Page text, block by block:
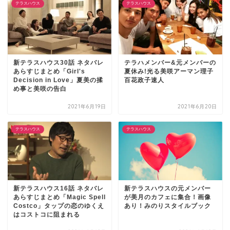
テラスハウス
新テラスハウス30話 ネタバレ
あらすじまとめ「Girl's
Decision in Love」夏美の揉
め事と美咲の告白
2021年6月19日
テラスハウス
テラハメンバー&元メンバーの
夏休み!光る美咲アーマン理子
百花政子速人
2021年6月20日
テラスハウス
新テラスハウス16話 ネタバレ
あらすじまとめ「Magic Spell
Costco」タップの恋のゆくえ
はコストコに阻まれる
テラスハウス
新テラスハウスの元メンバー
が美月のカフェに集合！画像
あり！みのりスタイルブック